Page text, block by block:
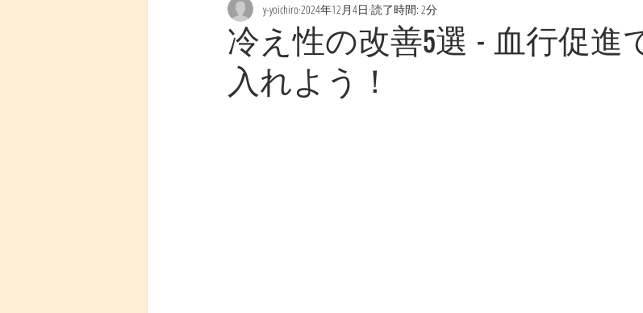
冷え性の改善5選 - 血行促進
入れよう！
y-yoichiro2024年12月4日 読了時間: 2分